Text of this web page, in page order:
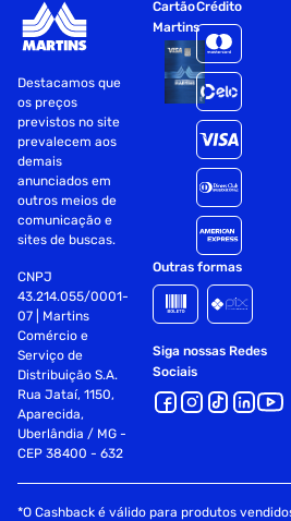
Destacamos que
os preços
previstos no site
prevalecem aos
demais
anunciados em
outros meios de
comunicação e
sites de buscas.
CNPJ
43.214.055/0001-
07 | Martins
Comércio e
Serviço de
Distribuição S.A.
Rua Jataí, 1150,
Aparecida,
Uberlândia / MG -
CEP 38400 - 632
Cartão
Martins
Crédito
Outras formas
Siga nossas Redes
Sociais
*O Cashback é válido para produtos